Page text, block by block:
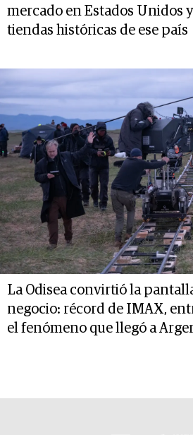
mercado en Estados Unidos
tiendas históricas de ese país
La Odisea convirtió la
negocio: récord de IMAX,
el fenómeno que llegó a